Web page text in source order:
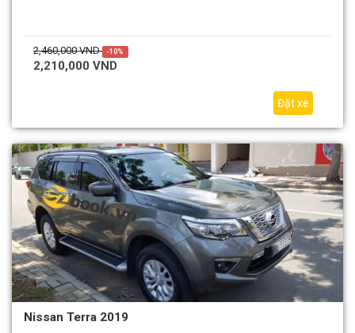
2,460,000 VND -10%
2,210,000 VND
Đặt xe
Nissan Terra 2019